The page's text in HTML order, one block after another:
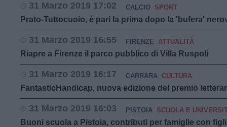
31 Marzo 2019 17:02 CALCIO SPORT
Prato-Tuttocuoio, è pari la prima dopo la 'bufera'
31 Marzo 2019 16:55 FIRENZE ATTUALITÀ
Riapre a Firenze il parco pubblico di Villa Ruspoli
31 Marzo 2019 16:17 CARRARA CULTURA
FantasticHandicap, nuova edizione del premio
31 Marzo 2019 16:03 PISTOIA SCUOLA E
Buoni scuola a Pistoia, contributi per famiglie con